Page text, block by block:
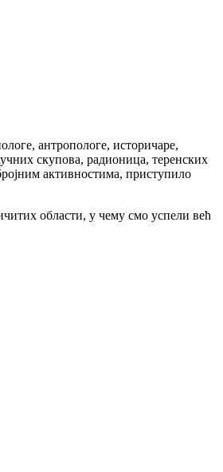
антропологе, историчаре,
скупова, радионица, теренских
активностима, приступило
области, у чему смо успели већ